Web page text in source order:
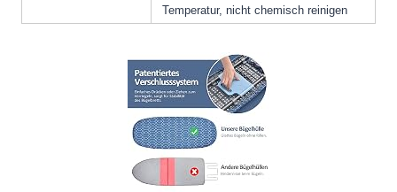
Temperatur, nicht chemisch reinigen